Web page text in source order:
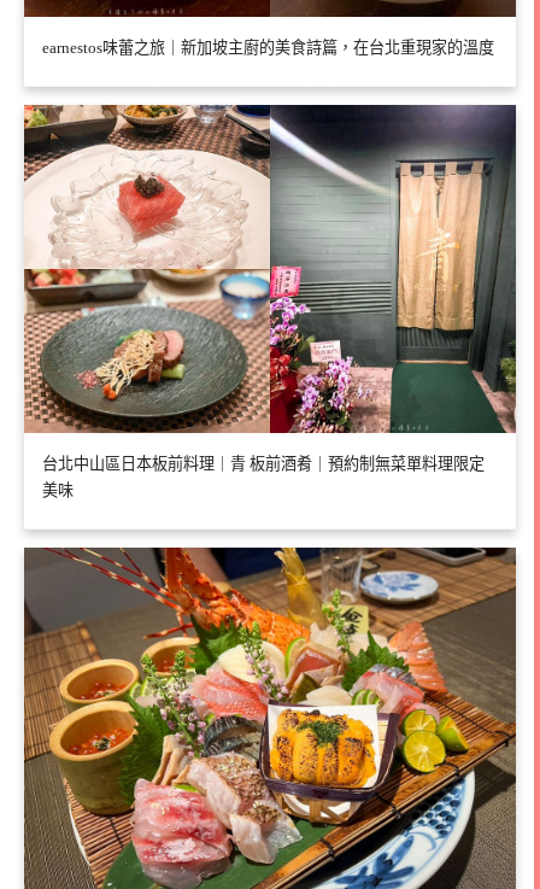
earnestos味蕾之旅｜新加坡主廚的美食詩篇，在台北重現家的溫度
台北中山區日本板前料理｜青 板前酒肴｜預約制無菜單料理限定
美味